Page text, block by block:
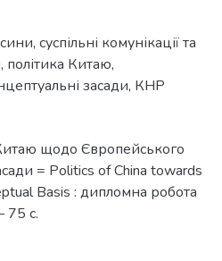
суспільні комунікації та
, політика Китаю,
засади, КНР
щодо Європейського
= Politics of China towards
Basis : дипломна робота
75 с.